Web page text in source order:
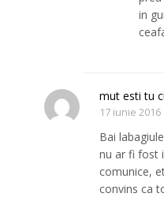
in
mut esti tu
17 iunie 2016
Bai
nu ar fi fost
comunice,
convins ca